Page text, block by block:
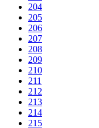
204
205
206
207
208
209
210
211
212
213
214
215